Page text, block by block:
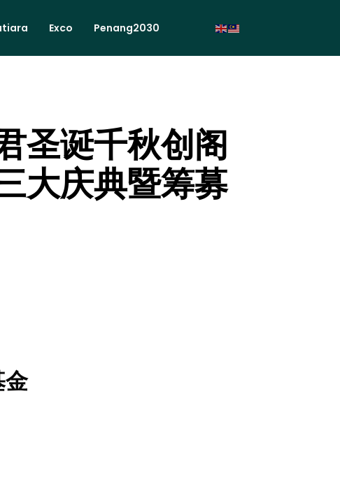
Exco Penang2030
圣诞千秋创阁
大庆典暨筹募